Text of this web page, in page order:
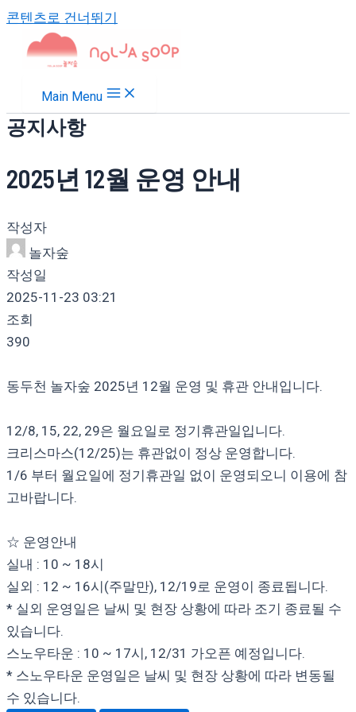
콘텐츠로 건너뛰기
Main Menu
공지사항
2025년 12월 운영 안내
작성자
놀자숲
작성일
2025-11-23 03:21
조회
390
동두천 놀자숲 2025년 12월 운영 및 휴관 안내입니다.
12/8, 15, 22, 29은 월요일로 정기휴관일입니다.
크리스마스(12/25)는 휴관없이 정상 운영합니다.
1/6 부터 월요일에 정기휴관일 없이 운영되오니 이용에 참
고바랍니다.
☆ 운영안내
실내 : 10 ~ 18시
실외 : 12 ~ 16시(주말만), 12/19로 운영이 종료됩니다.
* 실외 운영일은 날씨 및 현장 상황에 따라 조기 종료될 수
있습니다.
스노우타운 : 10 ~ 17시, 12/31 가오픈 예정입니다.
* 스노우타운 운영일은 날씨 및 현장 상황에 따라 변동될
수 있습니다.